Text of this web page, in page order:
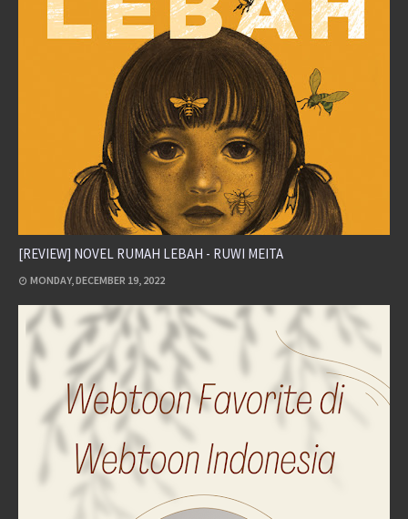
[REVIEW] NOVEL RUMAH LEBAH - RUWI MEITA
MONDAY, DECEMBER 19, 2022